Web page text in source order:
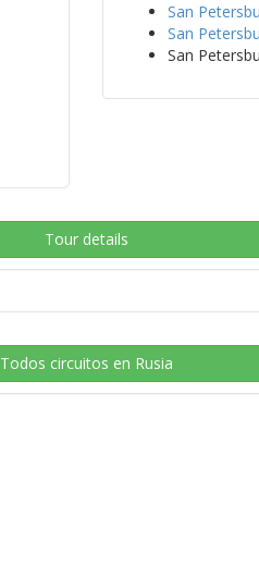
San
San
San
Tour details
Todos circuitos en Rusia